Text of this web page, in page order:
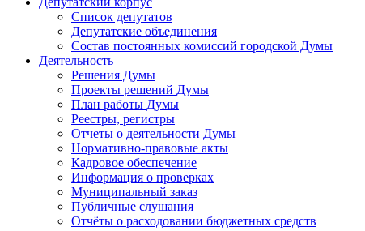
Список депутатов
Депутатские объединения
Состав постоянных комиссий городской Думы
Деятельность
Решения Думы
Проекты решений Думы
План работы Думы
Реестры, регистры
Отчеты о деятельности Думы
Нормативно-правовые акты
Кадровое обеспечение
Информация о проверках
Муниципальный заказ
Публичные слушания
Отчёты о расходовании бюджетных средств